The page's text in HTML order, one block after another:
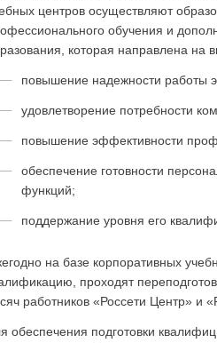
центров осуществляют
обучения и
которая направлена на
повышение надежности работы
удовлетворение потребности
повышение эффективности
обеспечение готовности
функций;
поддержание уровня его
на базе корпоративных
проходят
работников «Россети Центр» и
обеспечения подготовки